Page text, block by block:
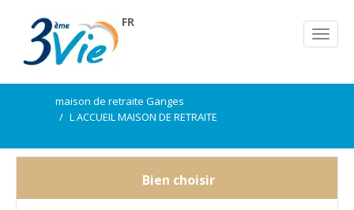
FR
maison de retraite Ganges
L ACCUEIL MAISON DE RETRAITE
Bien choisir